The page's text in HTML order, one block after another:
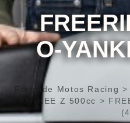
O-
Freeride Motos Racing >
YANKEE Z 500cc >